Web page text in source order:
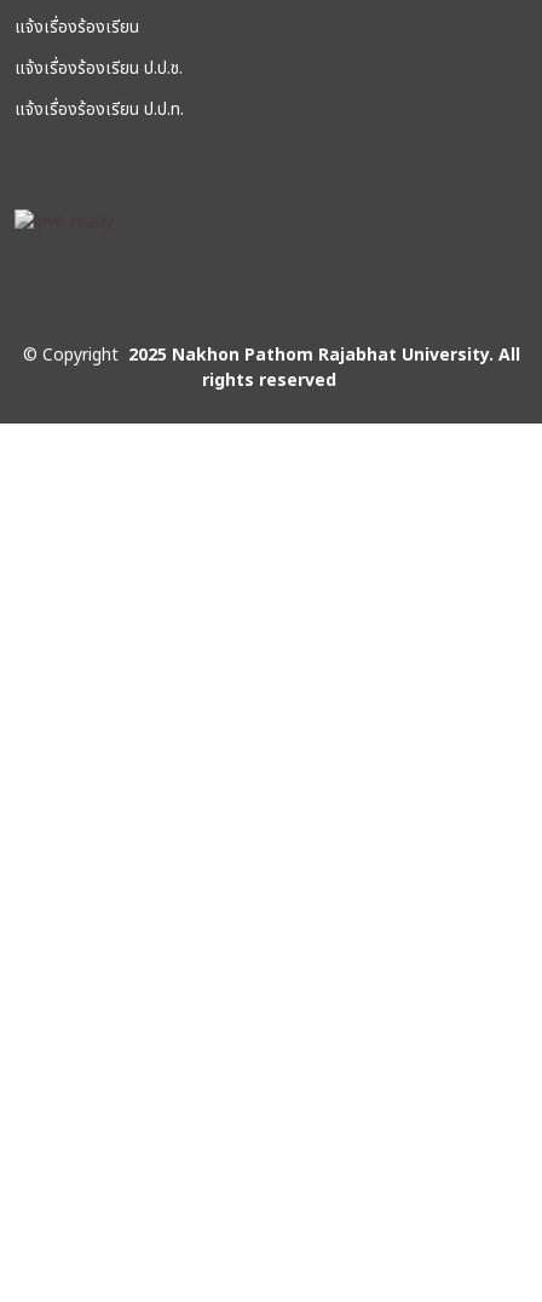
แจ้งเรื่องร้องเรียน
แจ้งเรื่องร้องเรียน ป.ป.ช.
แจ้งเรื่องร้องเรียน ป.ป.ท.
© Copyright 2025 Nakhon Pathom Rajabhat University. All
rights reserved